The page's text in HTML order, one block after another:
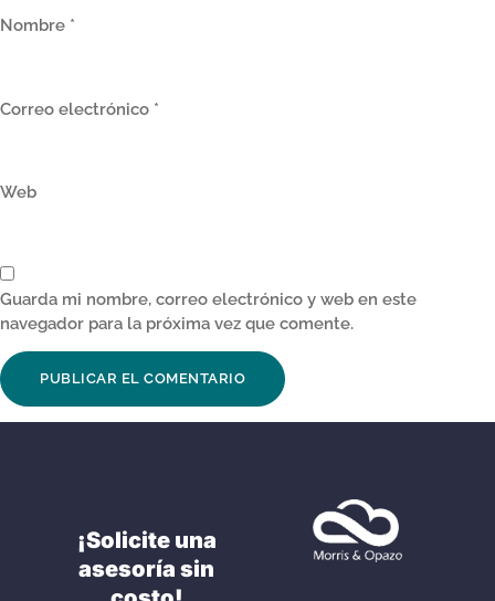
Nombre *
Correo electrónico *
Web
Guarda mi nombre, correo electrónico y web en este
navegador para la próxima vez que comente.
¡Solicite una
asesoría sin